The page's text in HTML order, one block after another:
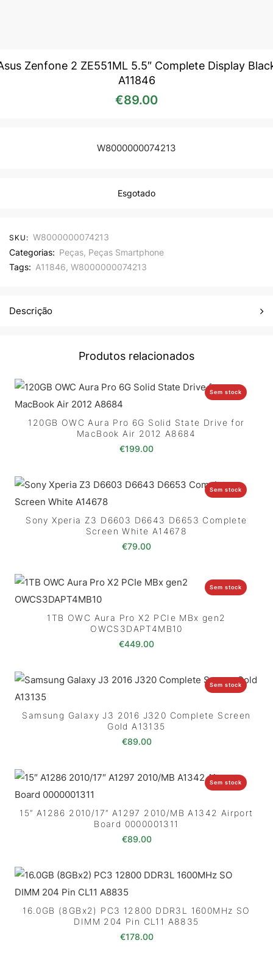
Zenfone 2 ZE551ML 5.5″ Complete Display
A11846
€89.00
W8000000074213
Esgotado
SKU: W8000000074213
Categorias: Peças, Peças Smartphone
Tags: A11846, W8000000074213
Descrição
Produtos relacionados
Sem stock
120GB OWC Aura Pro 6G Solid State Drive for
MacBook Air 2012 A8684
€199.00
Sem stock
Sony Xperia Z3 D6603 D6643 D6653 Complete
Screen White A14678
€79.00
Sem stock
1TB OWC Aura Pro X2 PCIe MBx gen2
OWCS3DAPT4MB10
€449.00
Sem stock
Samsung Galaxy J3 2016 J320 Complete Screen
Gold A13135
€89.00
Sem stock
15″ A1286 2010/17″ A1297 2010/MB A1342 Airport
Board 0000001311
€89.00
16.0GB (8GBx2) PC3 12800 DDR3L 1600MHz SO
DIMM 204 Pin CL11 A8835
€178.00